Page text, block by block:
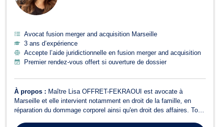
Avocat fusion merger and acquisition Marseille
3 ans d’expérience
Accepte l’aide juridictionnelle en fusion merger and acquisition
Premier rendez-vous offert si ouverture de dossier
À propos : Maître Lisa OFFRET-FEKRAOUI est avocate à
Marseille et elle intervient notamment en droit de la famille, en
réparation du dommage corporel ainsi qu'en droit des affaires. Tout